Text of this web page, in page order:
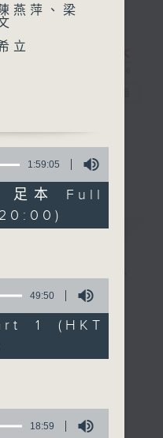
由
燕萍、梁
立
1:59:05
足本 Full
49:50
1 (HKT
18:59